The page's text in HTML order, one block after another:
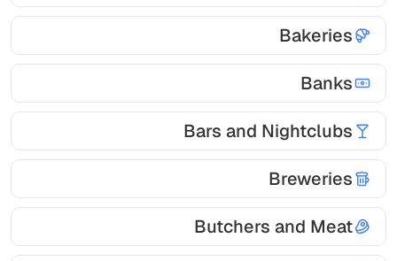
Bakeries
Banks
Bars and Nightclubs
Breweries
Butchers and Meat